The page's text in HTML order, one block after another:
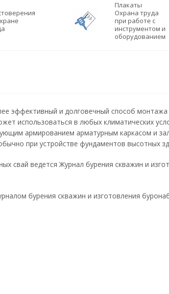
Плакаты
Охрана труда
при работе с
инструментом и
оборудованием
эффективный и долговечный способ монтажа
использоваться в любых климатических
армированием арматурным каркасом и
при устройстве фундаментов высотных
свай ведется Журнал бурения скважин и
бурения скважин и изготовления